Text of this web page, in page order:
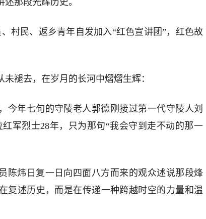
那段光辉历史。
村民、返乡青年自发加入“红色宣讲团”，红色故
褪去，在岁月的长河中熠熠生辉：
今年七旬的守陵老人郭德刚接过第一代守陵人刘
军烈士28年，只为那句“我会守到走不动的那一
陈炜日复一日向四面八方而来的观众述说那段烽
复述历史，而是在传递一种跨越时空的力量和温